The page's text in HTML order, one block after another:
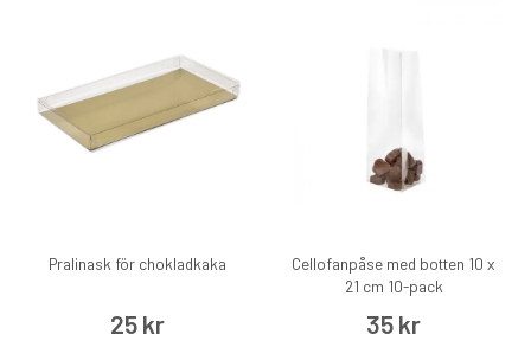
Pralinask för chokladkaka
25 kr
Cellofanpåse med botten 10 x
21 cm 10-pack
35 kr